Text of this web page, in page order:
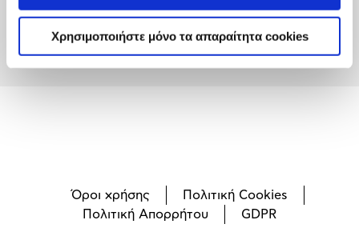
Χρησιμοποιήστε μόνο τα απαραίτητα cookies
Όροι χρήσης
Πολιτική Cookies
Πολιτική Απορρήτου
GDPR